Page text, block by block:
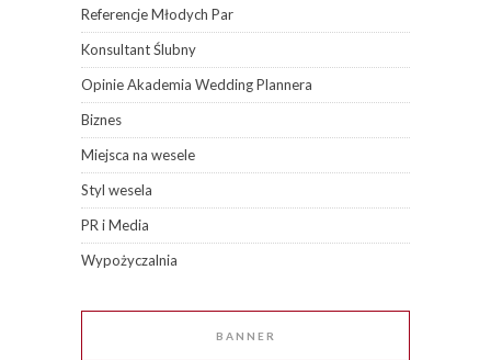
Referencje Młodych Par
Konsultant Ślubny
Opinie Akademia Wedding Plannera
Biznes
Miejsca na wesele
Styl wesela
PR i Media
Wypożyczalnia
BANNER